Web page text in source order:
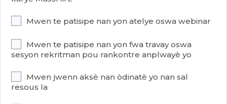
Mwen te patisipe nan yon atelye oswa webinar
Mwen te patisipe nan yon fwa travay oswa
sesyon rekritman pou rankontre anplwayè yo
Mwen jwenn aksè nan òdinatè yo nan sal
resous la